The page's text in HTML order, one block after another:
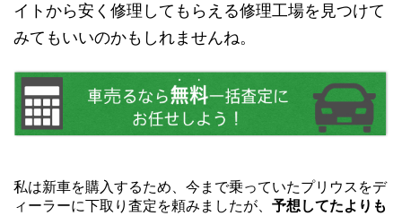
イトから安く修理してもらえる修理工場を見つけて
みてもいいのかもしれませんね。
私は新車を購入するため、今まで乗っていたプリウスをデ
ィーラーに下取り査定を頼みましたが、 予想してたよりも